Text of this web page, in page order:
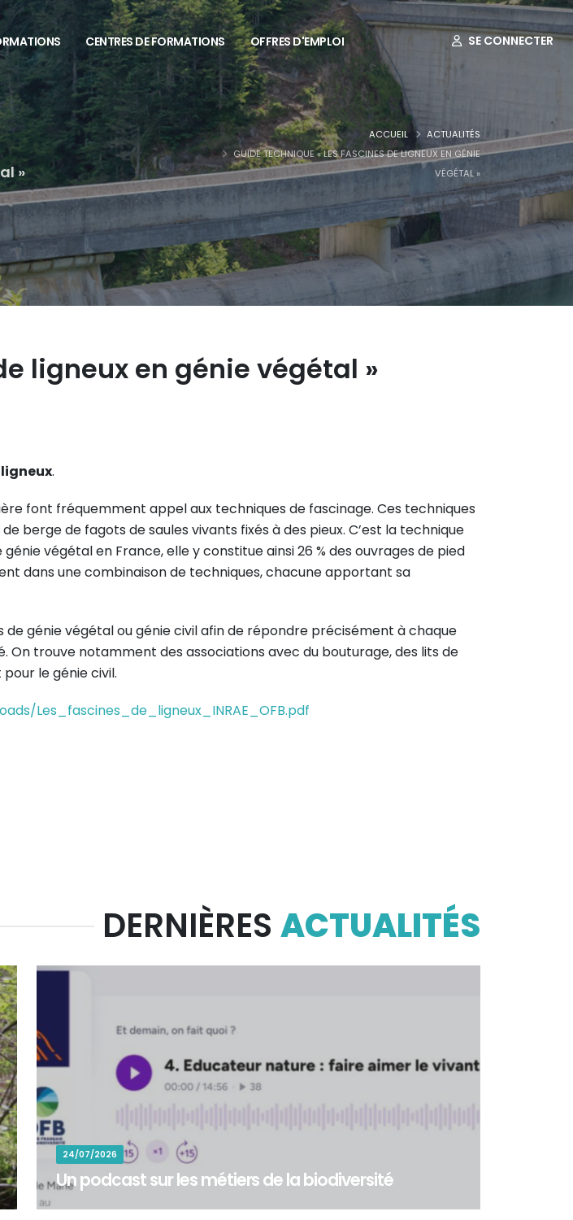
CENTRES DE FORMATIONS OFFRES D'EMPLOI SE CONNECTER
»
ACCUEIL
ACTUALITÉS
GUIDE TECHNIQUE « LES FASCINES DE LIGNEUX EN GÉNIE
VÉGÉTAL »
ligneux en génie végétal »
.
font fréquemment appel aux techniques de fascinage. Ces techniques
berge de fagots de saules vivants fixés à des pieux. C’est la technique
végétal en France, elle y constitue ainsi 26 % des ouvrages de pied
dans une combinaison de techniques, chacune apportant sa
génie végétal ou génie civil afin de répondre précisément à chaque
On trouve notamment des associations avec du bouturage, des lits de
le génie civil.
Les_fascines_de_ligneux_INRAE_OFB.pdf
DERNIÈRES ACTUALITÉS
24/07/2026
Un podcast sur les métiers de la biodiversité
&nbsp;Un podcast sur les métiers de la biodiversité - Dans le cadre du Work